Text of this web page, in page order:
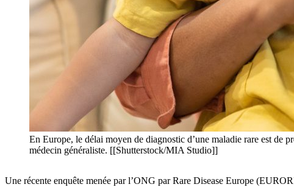
En Europe, le délai moyen de diagnostic d’une maladie rare est de
médecin généraliste. [[Shutterstock/MIA Studio]]
Une récente enquête menée par l’ONG par Rare Disease Europe